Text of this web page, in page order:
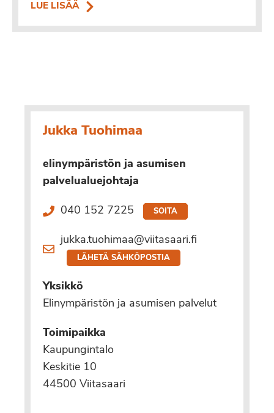
LUE LISÄÄ
Jukka Tuohimaa
elinympäristön ja asumisen
palvelualuejohtaja
040 152 7225 SOITA
jukka.tuohimaa@viitasaari.fi
LÄHETÄ SÄHKÖPOSTIA
Yksikkö
Elinympäristön ja asumisen palvelut
Toimipaikka
Kaupungintalo
Keskitie 10
44500 Viitasaari